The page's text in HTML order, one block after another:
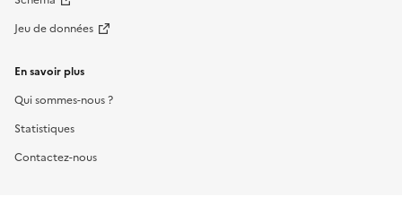
Jeu de données
En savoir plus
Qui sommes-nous ?
Statistiques
Contactez-nous